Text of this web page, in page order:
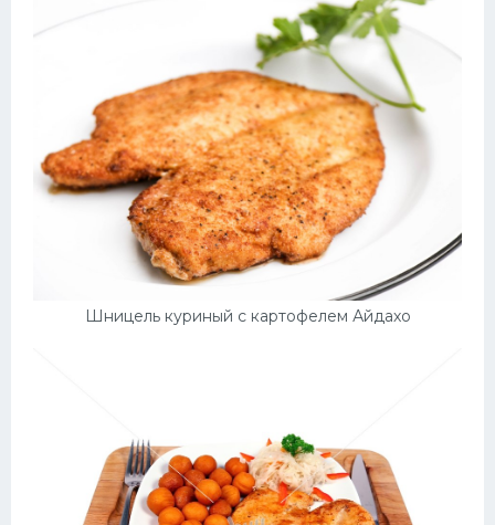
Шницель куриный с картофелем Айдахо